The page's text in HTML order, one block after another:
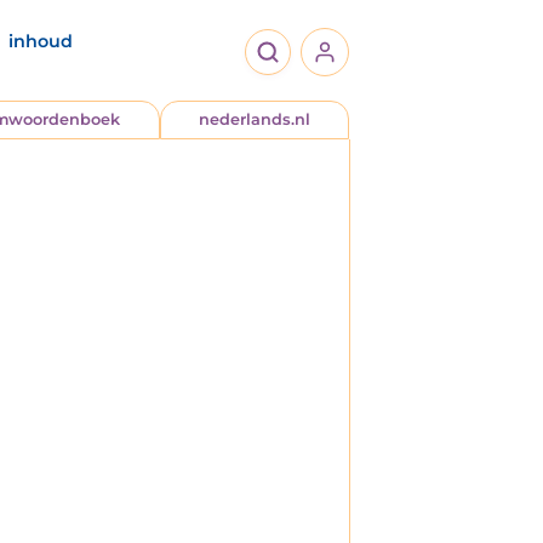
inhoud
nederlands.nl